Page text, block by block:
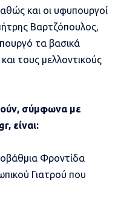
και οι υφυπουργοί
Βαρτζόπουλος,
τα βασικά
τους μελλοντικούς
σύμφωνα με
είναι:
Φροντίδα
Γιατρού που